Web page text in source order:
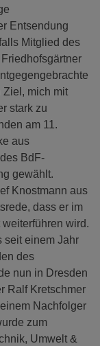
Entsendung
Mitglied des
Ziel, mich mit
stark zu
am 11.
aus
BdF-
gewählt.
Knostmann aus
dass er im
wird.
seit einem Jahr
des
nun in Dresden
Ralf Kretschmer
Nachfolger
zum
Umwelt &